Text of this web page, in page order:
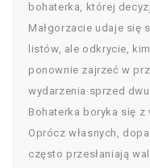
bohaterka, której
Małgorzacie udaje się
listów, ale odkrycie,
ponownie zajrzeć w
wydarzenia sprzed
Bohaterka boryka się
Oprócz własnych,
często przesłaniają